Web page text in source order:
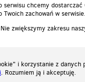
chcemy
zachowań w
zwiększymy zakresu
i korzystanie z
. Rozumiem ją i akceptuję.